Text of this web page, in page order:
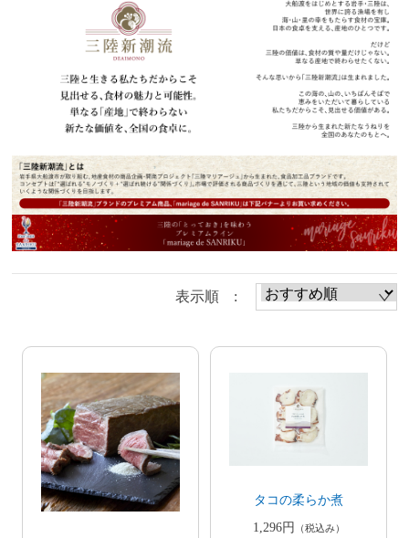
表示順 :
タコの柔らか煮
1,296円
（税込み）